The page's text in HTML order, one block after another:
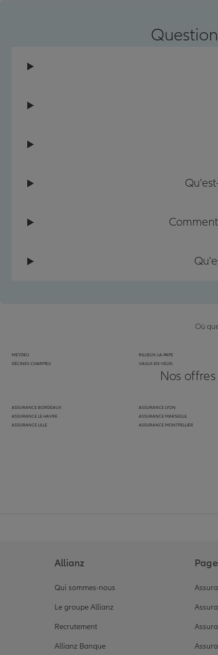
Où
MEYZIEU
DÉCINES-CHARPIEU
RILLIEUX-LA-PAPE
VAULX-EN-VELIN
Nos
ASSURANCE BORDEAUX
ASSURANCE LE HAVRE
ASSURANCE LILLE
ASSURANCE LYON
ASSURANCE MARSEILLE
ASSURANCE MONTPELLIER
Allianz
Qui sommes-nous
Le groupe Allianz
Recrutement
Allianz Banque